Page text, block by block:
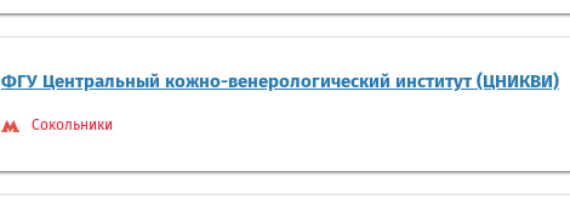
ФГУ Центральный кожно-венерологический институт (ЦНИКВИ)
Сокольники